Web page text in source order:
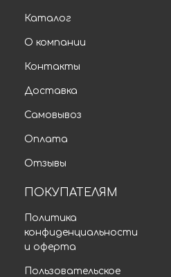
Каталог
О компании
Контакты
Доставка
Самовывоз
Оплата
Отзывы
ПОКУПАТЕЛЯМ
Политика
конфиденциальности
и оферта
Пользовательское